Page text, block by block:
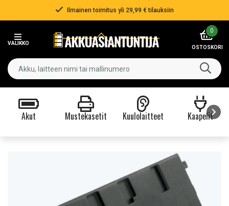
Ilmainen toimitus yli 29,99 € tilauksiin
VALIKKO
0
OSTOSKORI
Akut Mustekasetit Kuulolaitteet Kaapelit